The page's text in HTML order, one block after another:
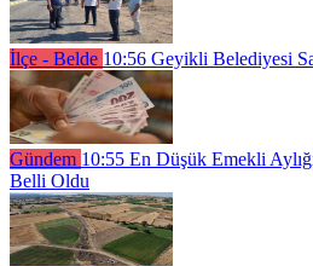
İlçe - Belde 10:56 Geyikli Belediyesi
Gündem 10:55 En Düşük Emekli
Belli Oldu